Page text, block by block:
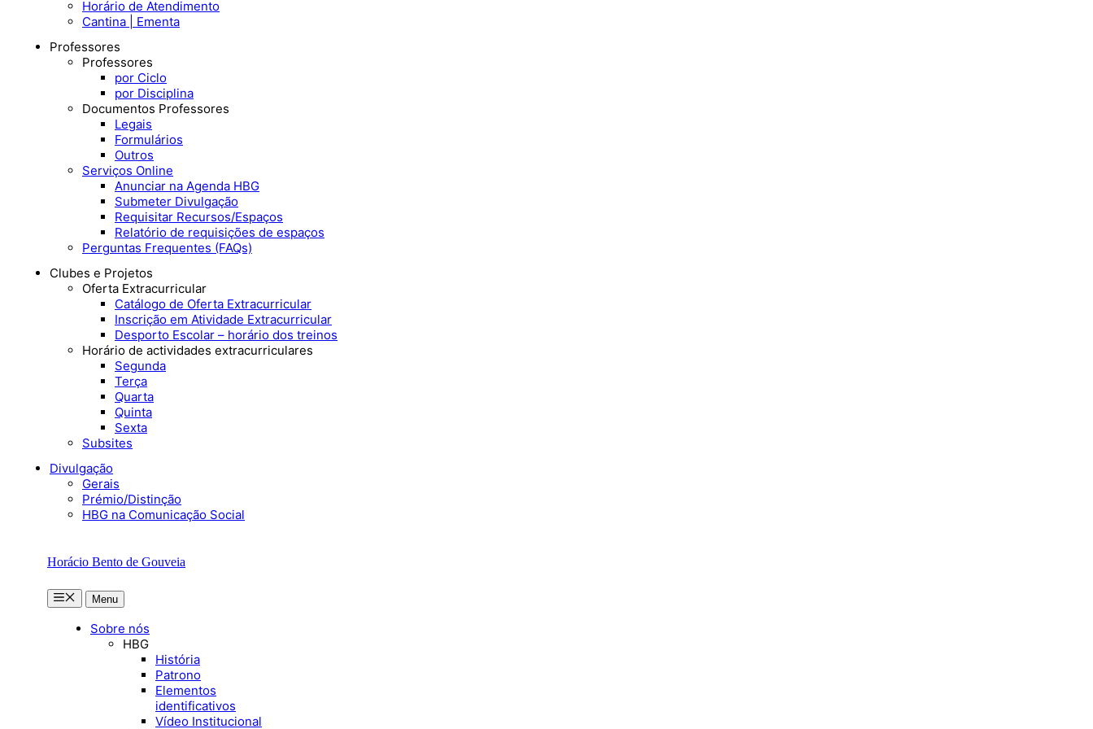
Horário de Atendimento
Cantina | Ementa
Professores
Professores
por Ciclo
por Disciplina
Documentos Professores
Legais
Formulários
Outros
Serviços Online
Anunciar na Agenda HBG
Submeter Divulgação
Requisitar Recursos/Espaços
Relatório de requisições de espaços
Perguntas Frequentes (FAQs)
Clubes e Projetos
Oferta Extracurricular
Catálogo de Oferta Extracurricular
Inscrição em Atividade Extracurricular
Desporto Escolar – horário dos treinos
Horário de actividades extracurriculares
Segunda
Terça
Quarta
Quinta
Sexta
Subsites
Divulgação
Gerais
Prémio/Distinção
HBG na Comunicação Social
Horácio Bento de Gouveia
MenuMenu
Sobre nós
HBG
História
Patrono
Elementos
identificativos
Vídeo Institucional